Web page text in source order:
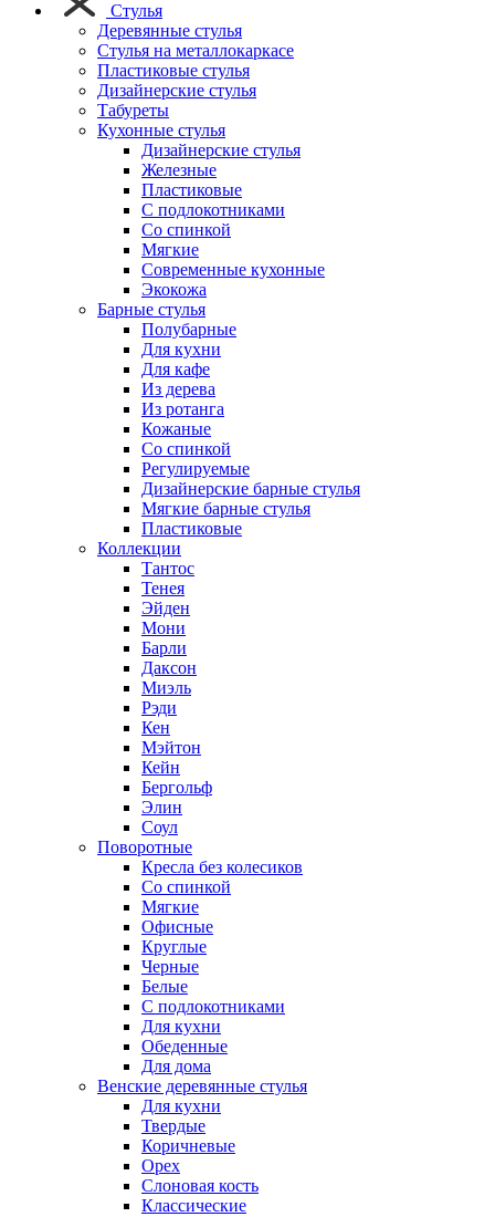
Стулья
Деревянные стулья
Стулья на металлокаркасе
Пластиковые стулья
Дизайнерские стулья
Табуреты
Кухонные стулья
Дизайнерские стулья
Железные
Пластиковые
С подлокотниками
Со спинкой
Мягкие
Современные кухонные
Экокожа
Барные стулья
Полубарные
Для кухни
Для кафе
Из дерева
Из ротанга
Кожаные
Со спинкой
Регулируемые
Дизайнерские барные стулья
Мягкие барные стулья
Пластиковые
Коллекции
Тантос
Тенея
Эйден
Мони
Барли
Даксон
Миэль
Рэди
Кен
Мэйтон
Кейн
Бергольф
Элин
Соул
Поворотные
Кресла без колесиков
Со спинкой
Мягкие
Офисные
Круглые
Черные
Белые
С подлокотниками
Для кухни
Обеденные
Для дома
Венские деревянные стулья
Для кухни
Твердые
Коричневые
Орех
Слоновая кость
Классические